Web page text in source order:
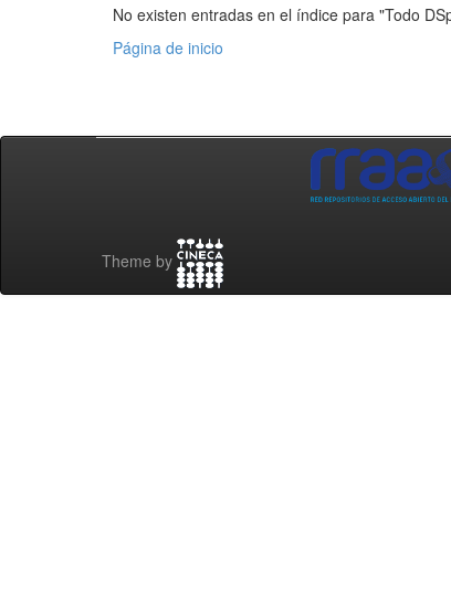
No existen entradas en el índice para "Todo
Página de inicio
Theme by